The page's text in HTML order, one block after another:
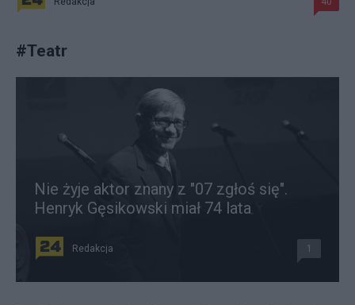
#Teatr
Nie żyje aktor znany z "07 zgłoś się".
Henryk Gęsikowski miał 74 lata
Redakcja 1